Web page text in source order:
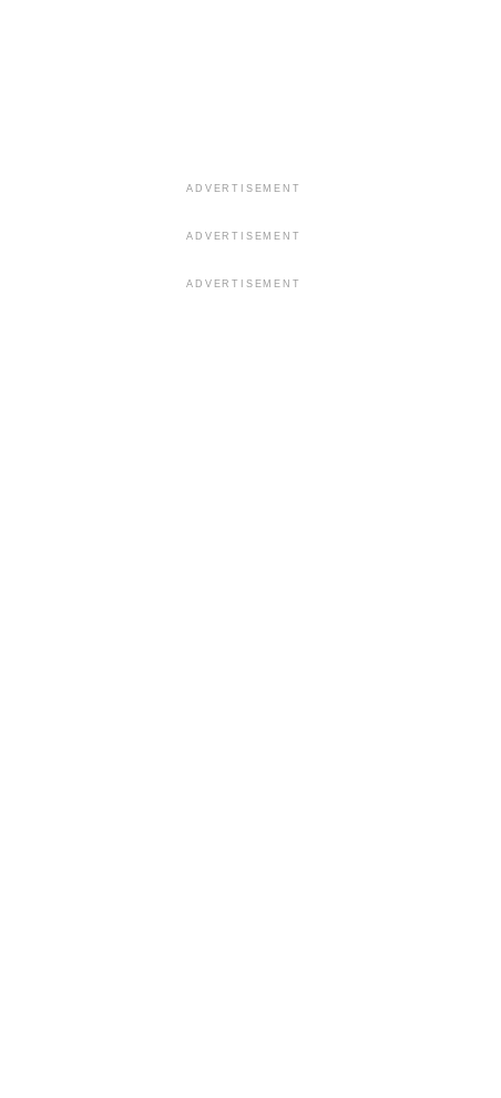
ADVERTISEMENT
ADVERTISEMENT
ADVERTISEMENT